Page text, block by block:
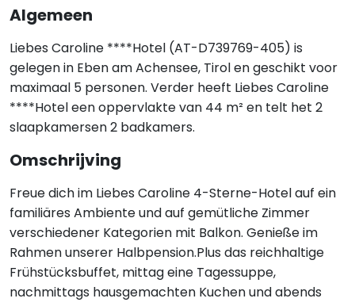
Algemeen
Liebes Caroline ****Hotel (AT-D739769-405) is
gelegen in Eben am Achensee, Tirol en geschikt voor
maximaal 5 personen. Verder heeft Liebes Caroline
****Hotel een oppervlakte van 44 m² en telt het 2
slaapkamersen 2 badkamers.
Omschrijving
Freue dich im Liebes Caroline 4-Sterne-Hotel auf ein
familiäres Ambiente und auf gemütliche Zimmer
verschiedener Kategorien mit Balkon. Genieße im
Rahmen unserer Halbpension.Plus das reichhaltige
Frühstücksbuffet, mittag eine Tagessuppe,
nachmittags hausgemachten Kuchen und abends